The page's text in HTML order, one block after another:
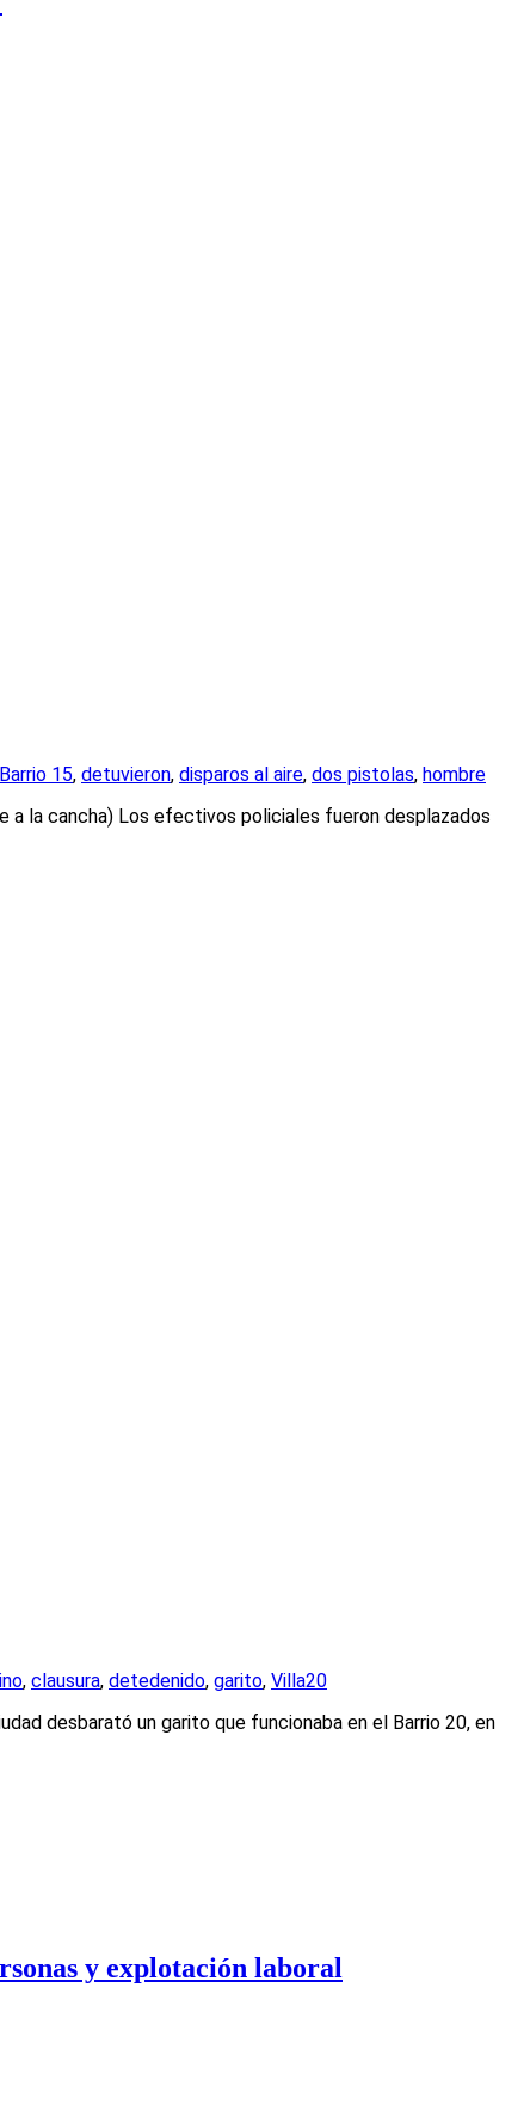
Barrio 15, detuvieron, disparos al aire, dos pistolas, hombre
a la cancha) Los efectivos policiales fueron desplazados
, clausura, detedenido, garito, Villa20
desbarató un garito que funcionaba en el Barrio 20, en
y explotación laboral